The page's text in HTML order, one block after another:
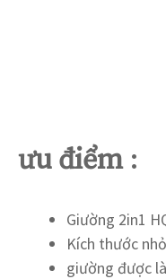
ưu điểm:
Giường 2in1
Kích thước
giường được